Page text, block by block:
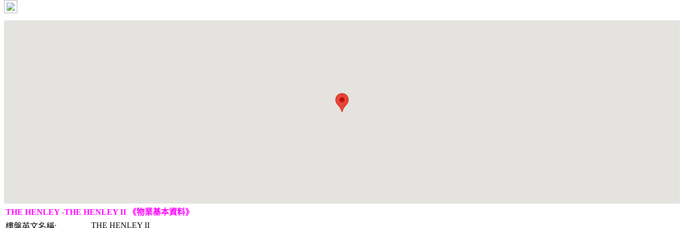
THE HENLEY -THE HENLEY II 《物業基本資料》
樓盤英文名稱:
THE HENLEY II